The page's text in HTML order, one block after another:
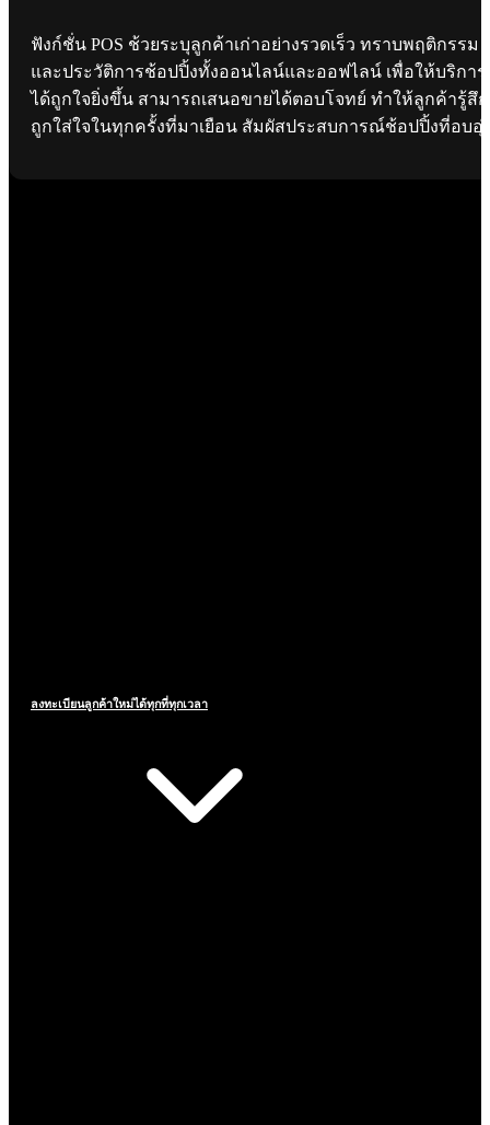
ฟังก์ชั่น POS ช้วยระบุลูกค้าเก่าอย่างรวดเร็ว ทราบพฤติกรรม
และประวัติการช้อปปิ้งทั้งออนไลน์และออฟไลน์ เพื่อให้บริการ
ได้ถูกใจยิ่งขึ้น สามารถเสนอขายได้ตอบโจทย์ ทำให้ลูกค้ารู้สึก
ถูกใส่ใจในทุกครั้งที่มาเยือน สัมผัสประสบการณ์ช้อปปิ้งที่อบอุ่
ลงทะเบียนลูกค้าใหม่ได้ทุกที่ทุกเวลา